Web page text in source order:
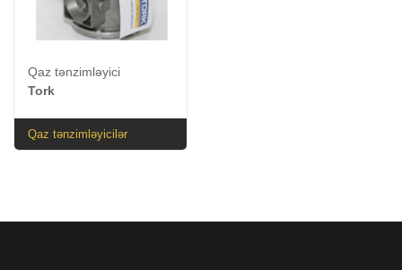
Qaz tənzimləyici
Tork
Qaz tənzimləyicilər